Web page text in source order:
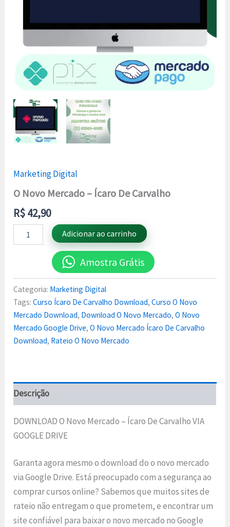
Marketing Digital
O Novo Mercado – Ícaro De Carvalho
R$42,90
Adicionar ao carrinho
Amostra Grátis
Categoria: Marketing Digital
Tags:Curso Ícaro De Carvalho Download,Curso O Novo
Mercado Download, Download O Novo Mercado,O Novo
Mercado Google Drive,O Novo Mercado Ícaro De Carvalho
Download, Rateio O Novo Mercado
Descrição
DOWNLOAD O Novo Mercado – Ícaro De Carvalho VIA
GOOGLE DRIVE
Garanta agora mesmo o download do o novo mercado
via Google Drive. Está preocupado com a segurança ao
comprar cursos online? Sabemos que muitos sites de
rateio não entregam o que prometem, e encontrar um
site confiável para baixar o novo mercado no Google